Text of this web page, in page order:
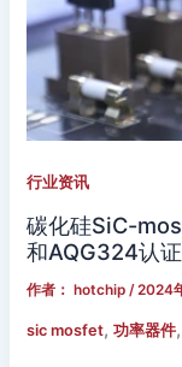
行业资讯
碳化硅SiC-
和AQG324认证
作者： hotchip /2024
sic mosfet,功率器件